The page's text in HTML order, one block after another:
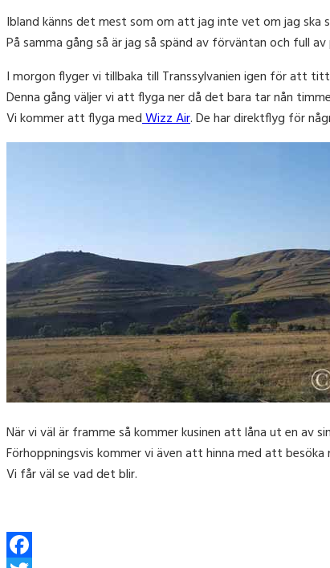
Ibland känns det mest som om att jag inte vet om jag
På samma gång så är jag så spänd av förväntan och full
I morgon flyger vi tillbaka till Transsylvanien igen för att
Denna gång väljer vi att flyga ner då det bara tar nån timme
Vi kommer att flyga medWizz Air. De har direktflyg för
När vi väl är framme så kommer kusinen att låna ut en av
Förhoppningsvis kommer vi även att hinna med att
Vi får väl se vad det blir.